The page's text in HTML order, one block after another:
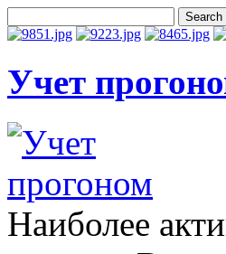
Учет
Наиболее